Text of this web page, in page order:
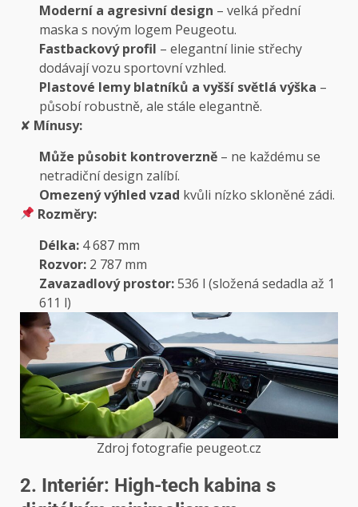
Moderní a agresivní design – velká přední
maska s novým logem Peugeotu.
Fastbackový profil – elegantní linie střechy
dodávají vozu sportovní vzhled.
Plastové lemy blatníků a vyšší světlá výška –
působí robustně, ale stále elegantně.
✘ Mínusy:
Může působit kontroverzně – ne každému se
netradiční design zalíbí.
Omezený výhled vzad kvůli nízko skloněné zádi.
Rozměry:
Délka: 4 687 mm
Rozvor: 2 787 mm
Zavazadlový prostor:536 l (složená sedadla až 1
611 l)
Zdroj fotografie peugeot.cz
2. Interiér: High-tech kabina s